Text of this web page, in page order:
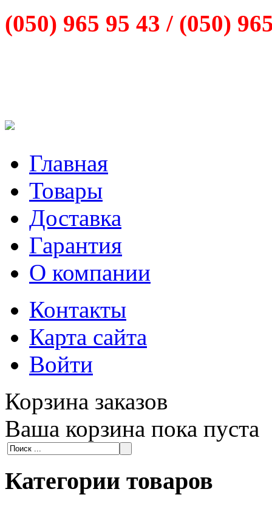
(050) 965 95 43 / (050)
Главная
Товары
Доставка
Гарантия
О компании
Контакты
Карта сайта
Войти
Корзина заказов
Ваша корзина пока пуста
Категории товаров